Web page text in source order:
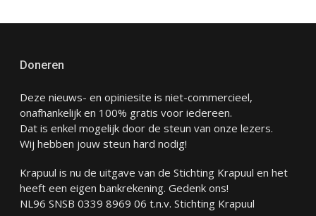
Doneren
Deze nieuws- en opiniesite is niet-commercieel,
onafhankelijk en 100% gratis voor iedereen.
Dat is enkel mogelijk door de steun van onze lezers.
Wij hebben jouw steun hard nodig!
Krapuul is nu de uitgave van de Stichting Krapuul en het
heeft een eigen bankrekening. Gedenk ons!
NL96 SNSB 0339 8969 06 t.n.v. Stichting Krapuul